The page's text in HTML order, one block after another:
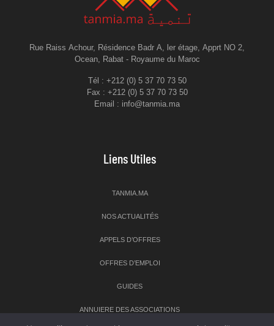
Rue Raiss Achour, Résidence Badr A, ler étage, Apprt NO 2,
Ocean, Rabat - Royaume du Maroc
Tél : +212 (0) 5 37 70 73 50
Fax : +212 (0) 5 37 70 73 50
Email : info@tanmia.ma
Liens Utiles
TANMIA.MA
NOS ACTUALITÉS
APPELS D’OFFRES
OFFRES D’EMPLOI
GUIDES
ANNUIERE DES ASSOCIATIONS